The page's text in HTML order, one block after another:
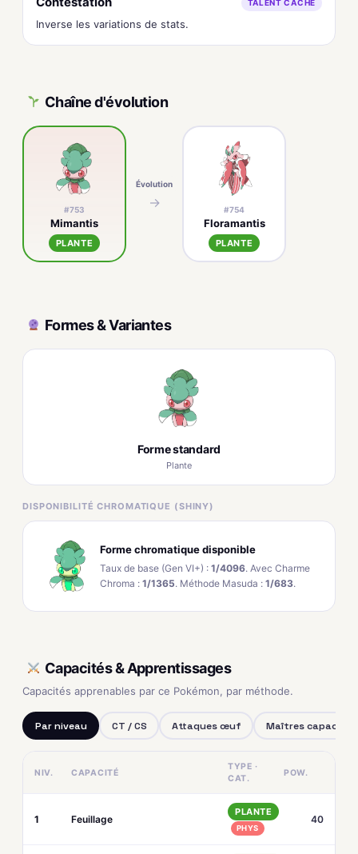
TALENT CACHÉ
Inverse les variations de stats.
Chaîne d'évolution
#753
Mimantis
PLANTE
Évolution
→ #754
Floramantis
PLANTE
Formes & Variantes
Forme standard
Plante
DISPONIBILITÉ CHROMATIQUE (SHINY)
Forme chromatique disponible
Taux de base (Gen VI+) : 1/4096. Avec Charme
Chroma : 1/1365. Méthode Masuda : 1/683.
Capacités & Apprentissages
Capacités apprenables par ce Pokémon, par méthode.
Par niveau CT / CS Attaques œuf Maîtres capacités
NIV. CAPACITÉ
TYPE ·
CAT.
POW.
1 Feuillage
PLANTE
PHYS
40